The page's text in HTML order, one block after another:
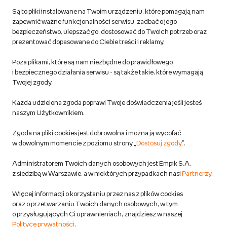
Regulamin empik.com
Pozostałe Regulaminy Empiku
Polityka prywatności empik.com
produktów niebezpiecznych
Dostosuj zgody
Polityka prywatności empik
Raty u partnerów Empiku
Są to pliki instalowane na Twoim urządzeniu, które pomagają nam
zapewnić ważne funkcjonalności serwisu, zadbać o jego
bezpieczeństwo, ulepszać go, dostosować do Twoich potrzeb oraz
prezentować dopasowane do Ciebie treści i reklamy.
Poza plikami, które są nam niezbędne do prawidłowego
i bezpiecznego działania serwisu - są także takie, które wymagają
Twojej zgody.
Każda udzielona zgoda poprawi Twoje doświadczenia jeśli jesteś
naszym Użytkownikiem.
Zgoda na pliki cookies jest dobrowolna i można ją wycofać
w dowolnym momencie z poziomu strony „ Dostosuj zgody”.
Administratorem Twoich danych osobowych jest Empik S.A.
z siedzibą w Warszawie, a w niektórych przypadkach nasi Partnerzy.
Więcej informacji o korzystaniu przez nas z plików cookies
oraz o przetwarzaniu Twoich danych osobowych, w tym
o przysługujących Ci uprawnieniach, znajdziesz w naszej
Polityce prywatności.